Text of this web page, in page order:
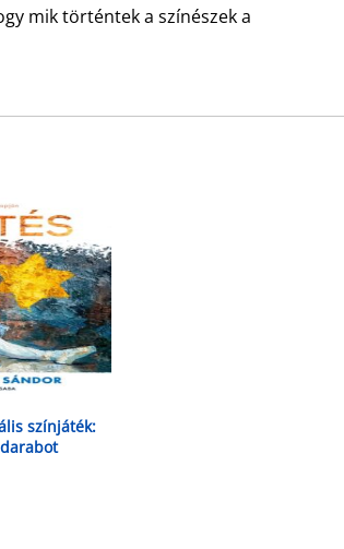
mik történtek a színészek a
színjáték: